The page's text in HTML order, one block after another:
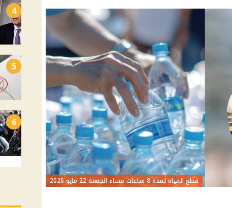
قطع المياه لمدة 8 ساعات مساء الجمعة 22 مايو 2026
4
5
6